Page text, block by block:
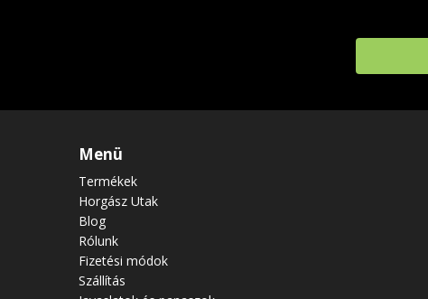
Menü
Termékek
Horgász Utak
Blog
Rólunk
Fizetési módok
Szállítás